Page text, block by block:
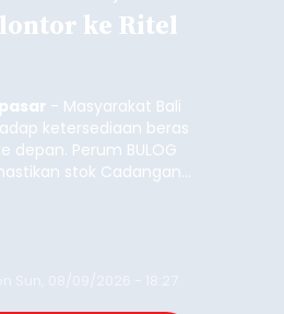
ke Ritel
- Masyarakat Bali
ketersediaan beras
depan. Perum BULOG
stok Cadangan
mampu memenuhi
sekitar 10 bulan.